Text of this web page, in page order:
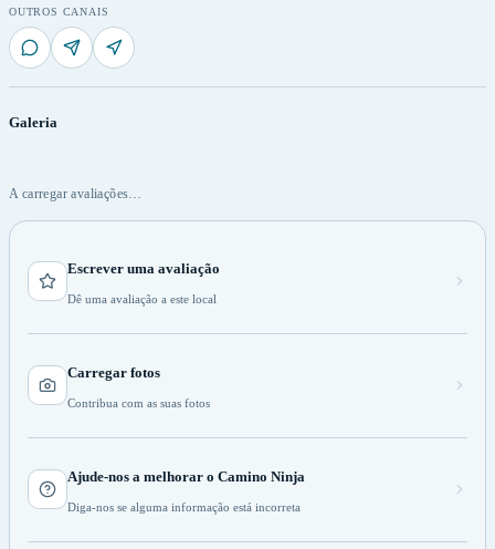
OUTROS CANAIS
Galeria
A carregar avaliações…
Escrever uma avaliação
Dê uma avaliação a este local
Carregar fotos
Contribua com as suas fotos
Ajude-nos a melhorar o Camino Ninja
Diga-nos se alguma informação está incorreta